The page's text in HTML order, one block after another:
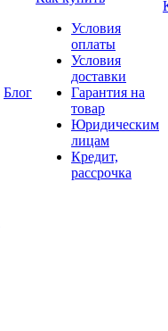
Блог
Условия
оплаты
Условия
доставки
Гарантия на
товар
Юридическим
лицам
Кредит,
рассрочка